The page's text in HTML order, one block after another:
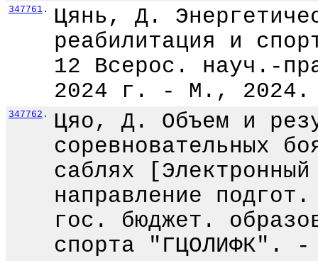
347761 .
Цянь, Д.
реабилитация и
12 Всерос. науч.-
2024 г. - М.,
347762 .
Цяо, Д. Объем и
соревновательных
саблях
направление
гос. бюджет.
спорта "ГЦОЛИФК".